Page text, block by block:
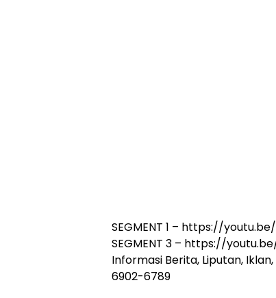
SEGMENT 1 – https://
SEGMENT 3 – https://
Informasi Berita, Liputan,
6902-6789